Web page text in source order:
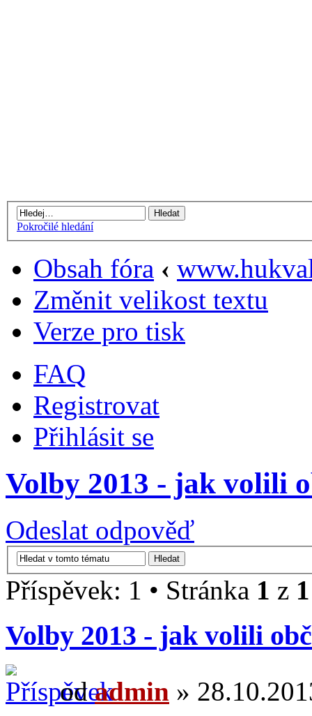
Pokročilé hledání
Obsah fóra ‹
Změnit velikost textu
Verze pro tisk
FAQ
Registrovat
Přihlásit se
Volby 2013 - jak volili
Odeslat odpověď
Příspěvek: 1 • Stránka 1 z 1
Volby 2013 - jak volili
odadmin »